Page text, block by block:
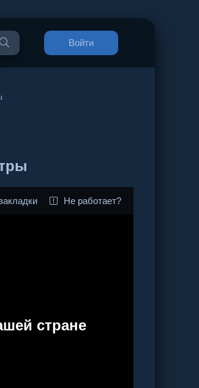
Войти
Не работает?